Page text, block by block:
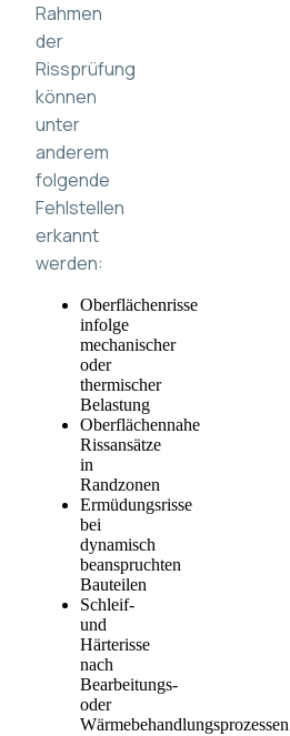
Rahmen
der
Rissprüfung
können
unter
anderem
folgende
Fehlstellen
erkannt
werden:
Oberflächenrisse
infolge
mechanischer
oder
thermischer
Belastung
Oberflächennahe
Rissansätze
in
Randzonen
Ermüdungsrisse
bei
dynamisch
beanspruchten
Bauteilen
Schleif-
und
Härterisse
nach
Bearbeitungs-
oder
Wärmebehandlungsprozessen